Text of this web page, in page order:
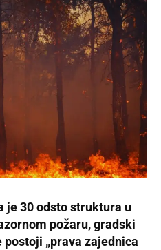
je 30 odsto struktura u
požaru, gradski
„prava zajednica